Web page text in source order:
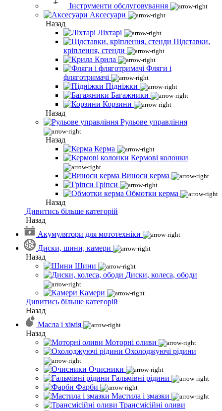
Інструменти обслуговування
Аксесуари
Назад
Ліхтарі
Підставки,
кріплення, стенди
Крила
Фляги і
фляготримачі
Підніжки
Багажники
Корзини
Назад
Рульове управління
Назад
Керма
Кермові колонки
Виноси керма
Гріпси
Обмотки керма
Назад
Дивитись більше категорій
Назад
Акумулятори для мототехніки
Диски, шини, камери
Назад
Шини
Диски, колеса, ободи
Камери
Дивитись більше категорій
Назад
Масла і хімія
Назад
Моторні оливи
Охолоджуючі рідини
Очисники
Гальмівні рідини
Фарби
Мастила і змазки
Трансмісійні оливи